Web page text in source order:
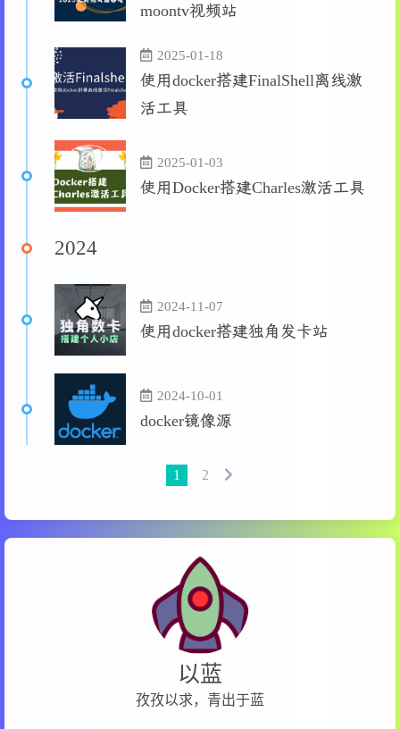
moontv视频站
2025-01-18
使用docker搭建FinalShell离线激
活工具
2025-01-03
使用Docker搭建Charles激活工具
2024
2024-11-07
使用docker搭建独角发卡站
2024-10-01
docker镜像源
1 2
以蓝
孜孜以求，青出于蓝